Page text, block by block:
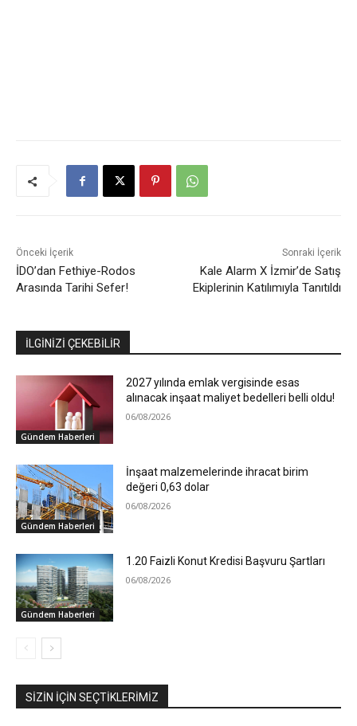
Önceki İçerik
İDO’dan Fethiye-Rodos
Arasında Tarihi Sefer!
Sonraki İçerik
Kale Alarm X İzmir’de Satış
Ekiplerinin Katılımıyla Tanıtıldı
İLGİNİZİ ÇEKEBİLİR
Gündem Haberleri
2027 yılında emlak vergisinde esas
alınacak inşaat maliyet bedelleri belli oldu!
06/08/2026
Gündem Haberleri
İnşaat malzemelerinde ihracat birim
değeri 0,63 dolar
06/08/2026
Gündem Haberleri
1.20 Faizli Konut Kredisi Başvuru Şartları
06/08/2026
SIZIN İÇIN SEÇTIKLERIMIZ